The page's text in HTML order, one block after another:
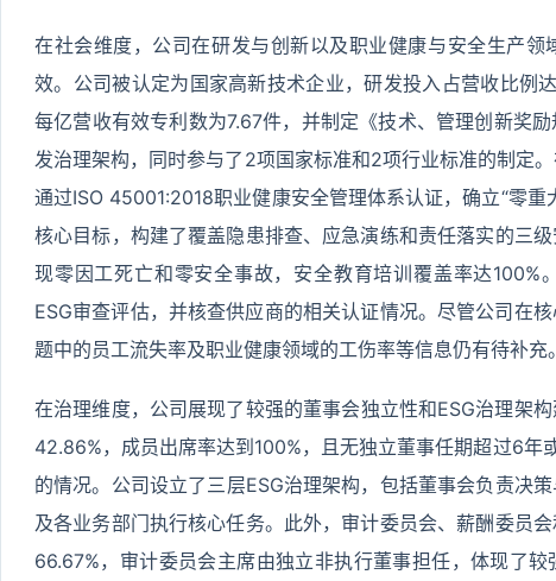
在社会维度，公司在研发与创新以及职业健康与安全生产
效。公司被认定为国家高新技术企业，研发投入占营收比例
每亿营收有效专利数为7.67件，并制定《技术、管理创新奖
发治理架构，同时参与了2项国家标准和2项行业标准的制定
通过ISO 45001:2018职业健康安全管理体系认证，确立“零重
核心目标，构建了覆盖隐患排查、应急演练和责任落实的三
现零因工死亡和零安全事故，安全教育培训覆盖率达100%
ESG审查评估，并核查供应商的相关认证情况。尽管公司在
题中的员工流失率及职业健康领域的工伤率等信息仍有待补充。
在治理维度，公司展现了较强的董事会独立性和ESG治理架
42.86%，成员出席率达到100%，且无独立董事任期超过6年
的情况。公司设立了三层ESG治理架构，包括董事会负责决
及各业务部门执行核心任务。此外，审计委员会、薪酬委员
66.67%，审计委员会主席由独立非执行董事担任，体现了